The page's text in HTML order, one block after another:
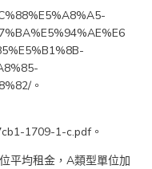
。
1709-1-c.pdf。
平均租金，A類型單位加